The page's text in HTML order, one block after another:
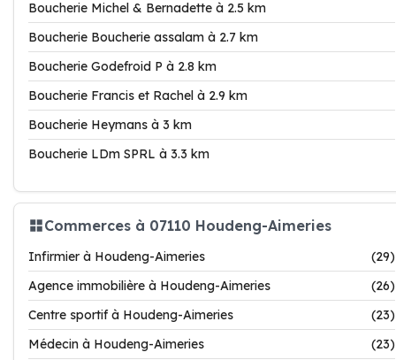
Boucherie Michel & Bernadette à 2.5 km
Boucherie Boucherie assalam à 2.7 km
Boucherie Godefroid P à 2.8 km
Boucherie Francis et Rachel à 2.9 km
Boucherie Heymans à 3 km
Boucherie LDm SPRL à 3.3 km
Commerces à 07110 Houdeng-Aimeries
Infirmier à Houdeng-Aimeries
(29)
Agence immobilière à Houdeng-Aimeries
(26)
Centre sportif à Houdeng-Aimeries
(23)
Médecin à Houdeng-Aimeries
(23)